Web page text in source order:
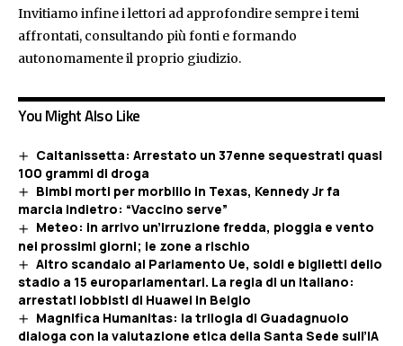
Invitiamo infine i lettori ad approfondire sempre i temi
affrontati, consultando più fonti e formando
autonomamente il proprio giudizio.
You Might Also Like
Caltanissetta: Arrestato un 37enne sequestrati quasi
100 grammi di droga
Bimbi morti per morbillo in Texas, Kennedy Jr fa
marcia indietro: “Vaccino serve”
Meteo: in arrivo un’irruzione fredda, pioggia e vento
nei prossimi giorni; le zone a rischio
Altro scandalo al Parlamento Ue, soldi e biglietti dello
stadio a 15 europarlamentari. La regia di un italiano:
arrestati lobbisti di Huawei in Belgio
Magnifica Humanitas: la trilogia di Guadagnuolo
dialoga con la valutazione etica della Santa Sede sull’IA